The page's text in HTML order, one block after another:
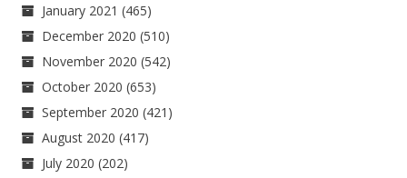
January 2021 (465)
December 2020 (510)
November 2020 (542)
October 2020 (653)
September 2020 (421)
August 2020 (417)
July 2020 (202)